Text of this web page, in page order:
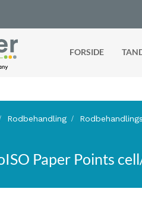
FORSIDE
Rodbehandling
Paper Points